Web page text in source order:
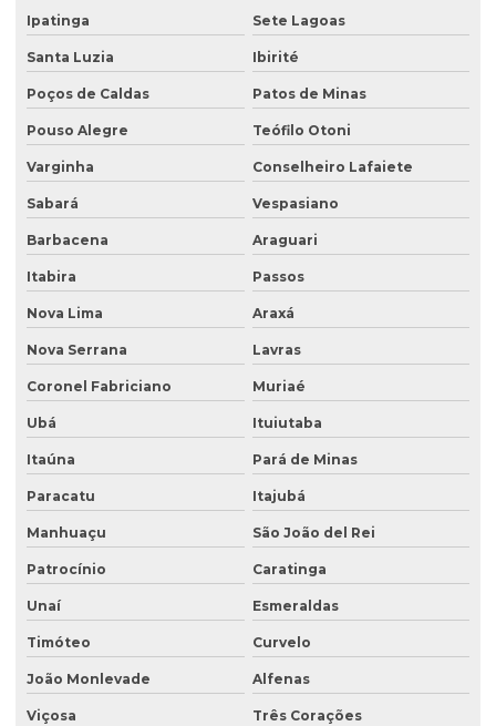
Empresa de análise granulométrica do solo
Empresa de análise de solo
Empresa de análise de solo e sedimento
Empresa coleta de efluentes
Empresa de ensaio percolação do solo
Empresa de ensaio de permeabilidade do solo
Empresa de ensaios de solos
Empresa especialista em sondagens de solo
Empresa especializada em consultoria ambiental
Empresa que faz análise de água
Empresa que faz análise de solo
Empresa de retirada de tanque subterrâneo
Empresa de retirada de tanques
Empresa de sondagem ambiental
Empresa sondagem de solo
Empresas de consultoria ambiental
Empresas de consultoria meio ambiente
Ipatinga Sete Lagoas
Santa Luzia Ibirité
Poços de Caldas Patos de Minas
Pouso Alegre Teófilo Otoni
Varginha Conselheiro Lafaiete
Sabará Vespasiano
Barbacena Araguari
Itabira Passos
Nova Lima Araxá
Nova Serrana Lavras
Coronel Fabriciano Muriaé
Ubá Ituiutaba
Itaúna Pará de Minas
Paracatu Itajubá
Manhuaçu São João del Rei
Patrocínio Caratinga
Unaí Esmeraldas
Timóteo Curvelo
João Monlevade Alfenas
Viçosa Três Corações